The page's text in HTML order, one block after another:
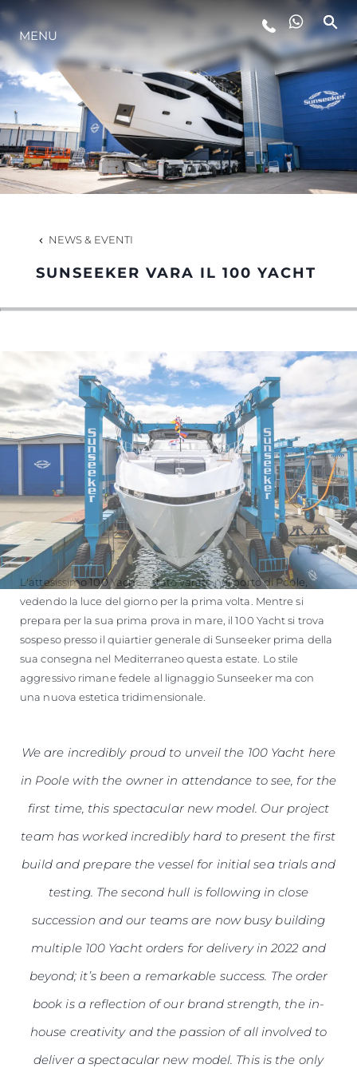
LIFESTYLE
INNOVAZIONE
L'AZIENDA
VALUTA LA TUA IMBARCAZIONE
MENU
NEWS & EVENTI
SUNSEEKER VARA IL 100 YACHT
L'attesissimo 100 Yacht è stato varato nel porto di Poole,
vedendo la luce del giorno per la prima volta. Mentre si
prepara per la sua prima prova in mare, il 100 Yacht si trova
sospeso presso il quiartier generale di Sunseeker prima della
sua consegna nel Mediterraneo questa estate. Lo stile
aggressivo rimane fedele al lignaggio Sunseeker ma con
una nuova estetica tridimensionale.
We are incredibly proud to unveil the 100 Yacht here
in Poole with the owner in attendance to see, for the
first time, this spectacular new model. Our project
team has worked incredibly hard to present the first
build and prepare the vessel for initial sea trials and
testing. The second hull is following in close
succession and our teams are now busy building
multiple 100 Yacht orders for delivery in 2022 and
beyond; it’s been a remarkable success. The order
book is a reflection of our brand strength, the in-
house creativity and the passion of all involved to
deliver a spectacular new model. This is the only